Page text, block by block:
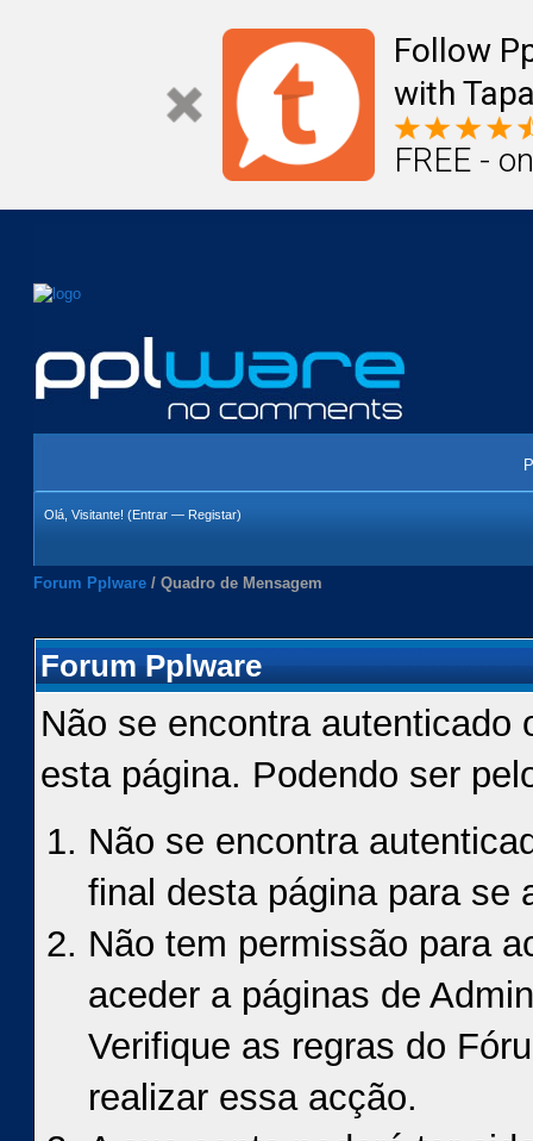
Follow
with
FREE -
Olá, Visitante! (Entrar — Registar)
Forum Pplware / Quadro de Mensagem
Forum Pplware
Não se encontra autenticado
esta página. Podendo ser
Não se encontra
final desta página para se
Não tem permissão para
aceder a páginas de
Verifique as regras do
realizar essa acção.